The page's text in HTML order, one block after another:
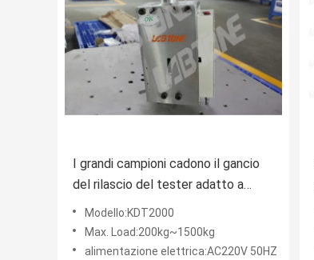
I grandi campioni cadono il gancio
del rilascio del tester adatto a
prova di urto
Modello:KDT2000
Max. Load:200kg~1500kg
alimentazione elettrica:AC220V 50HZ